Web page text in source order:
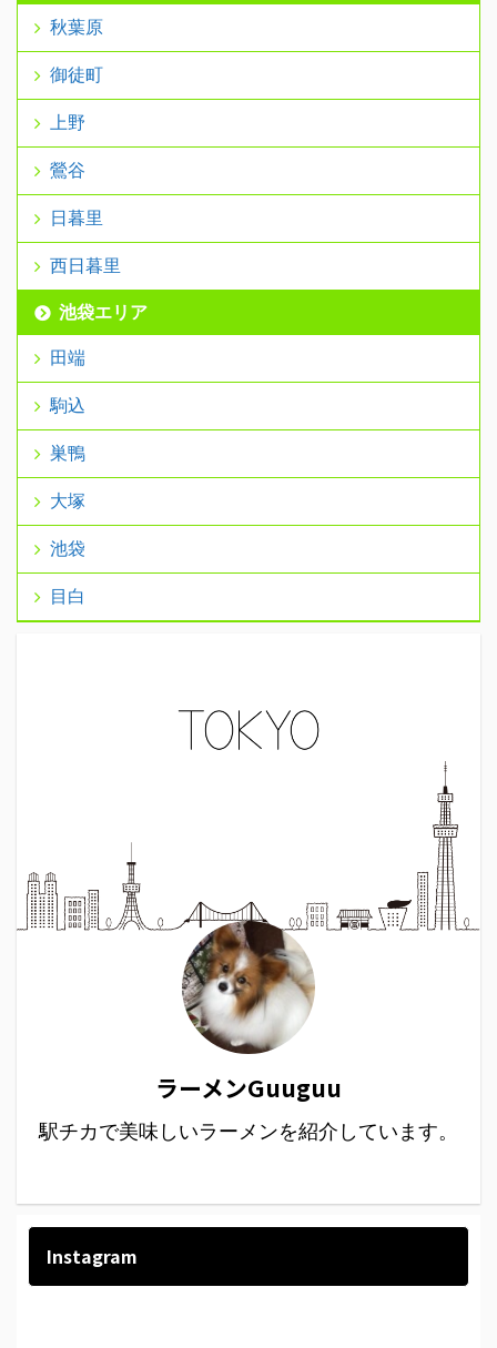
秋葉原
御徒町
上野
鶯谷
日暮里
西日暮里
池袋エリア
田端
駒込
巣鴨
大塚
池袋
目白
ラーメンGuuguu
駅チカで美味しいラーメンを紹介しています。
Instagram